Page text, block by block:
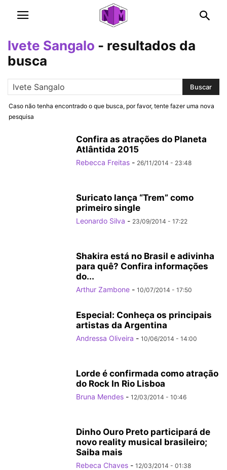
Ivete Sangalo - resultados da
busca
Caso não tenha encontrado o que busca, por favor, tente fazer uma nova
pesquisa
Confira as atrações do Planeta
Atlântida 2015
Rebecca Freitas - 26/11/2014 - 23:48
Suricato lança “Trem” como
primeiro single
Leonardo Silva - 23/09/2014 - 17:22
Shakira está no Brasil e adivinha
para quê? Confira informações
do...
Arthur Zambone - 10/07/2014 - 17:50
Especial: Conheça os principais
artistas da Argentina
Andressa Oliveira - 10/06/2014 - 14:00
Lorde é confirmada como atração
do Rock In Rio Lisboa
Bruna Mendes - 12/03/2014 - 10:46
Dinho Ouro Preto participará de
novo reality musical brasileiro;
Saiba mais
Rebeca Chaves - 12/03/2014 - 01:38